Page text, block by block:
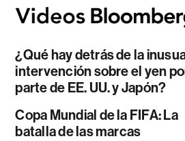
¿Qué hay detrás de la
intervención sobre el yen
parte de EE. UU. y Japón?
Copa Mundial de la FIFA: La
batalla de las marcas